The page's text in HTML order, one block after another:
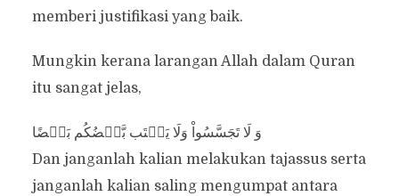
memberi justifikasi yang baik.
Mungkin kerana larangan Allah dalam Quran
itu sangat jelas,
‎وَ لَا تَجَسَّسُواْ وَلَا يَغۡتَب بَّعۡضُكُم بَعۡضًا
Dan janganlah kalian melakukan tajassus serta
janganlah kalian saling mengumpat antara